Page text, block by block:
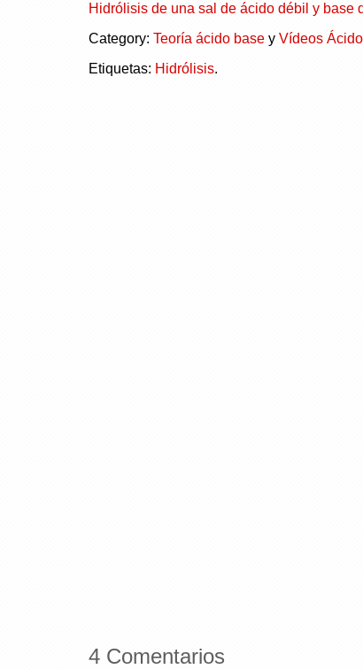
Hidrólisis de una sal de ácido débil y base
Category: Teoría ácido basey Vídeos
Etiquetas: Hidrólisis.
4 Comentarios